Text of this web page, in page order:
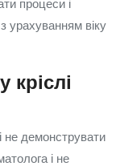
процеси і
урахуванням віку
не демонструвати
і не